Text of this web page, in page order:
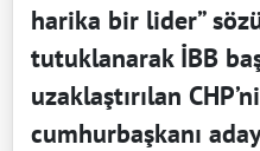
harika bir lider”
tutuklanarak İBB
uzaklaştırılan
cumhurbaşkanı